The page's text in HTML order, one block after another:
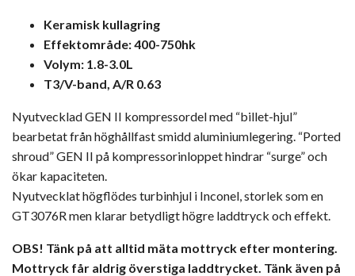
Keramisk kullagring
Effektområde: 400-750hk
Volym: 1.8-3.0L
T3/V-band, A/R 0.63
Nyutvecklad GEN II kompressordel med “billet-hjul”
bearbetat från höghållfast smidd aluminiumlegering. “Ported
shroud” GEN II på kompressorinloppet hindrar “surge” och
ökar kapaciteten.
Nyutvecklat högflödes turbinhjul i Inconel, storlek som en
GT3076R men klarar betydligt högre laddtryck och effekt.
OBS! Tänk på att alltid mäta mottryck efter montering.
Mottryck får aldrig överstiga laddtrycket. Tänk även på